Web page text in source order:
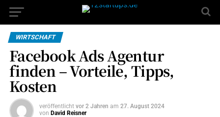
WIRTSCHAFT
Facebook Ads Agentur
finden – Vorteile, Tipps,
Kosten
veröffentlicht vor 2 Jahren am 27. August 2024
von David Reisner